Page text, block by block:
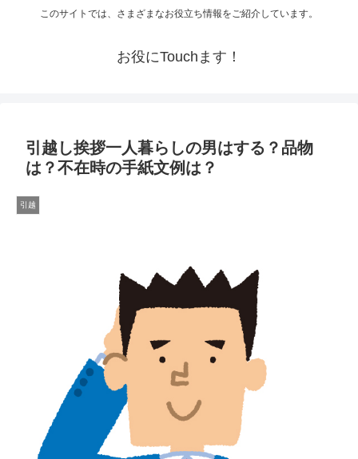
このサイトでは、さまざまなお役立ち情報をご紹介しています。
お役にTouchます！
引越し挨拶一人暮らしの男はする？品物
は？不在時の手紙文例は？
引越